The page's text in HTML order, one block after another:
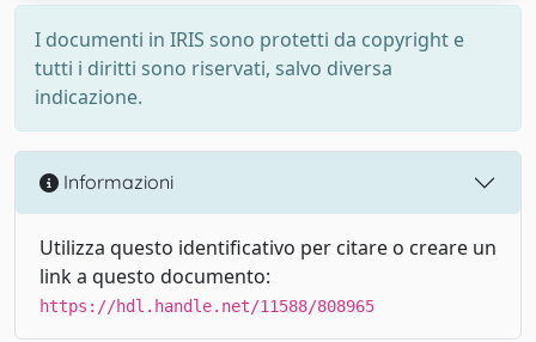
I documenti in IRIS sono protetti da copyright e
tutti i diritti sono riservati, salvo diversa
indicazione.
Informazioni
Utilizza questo identificativo per citare o creare un
link a questo documento:
https://hdl.handle.net/11588/808965